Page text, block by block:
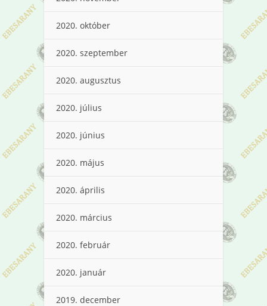
2020. október
2020. szeptember
2020. augusztus
2020. július
2020. június
2020. május
2020. április
2020. március
2020. február
2020. január
2019. december